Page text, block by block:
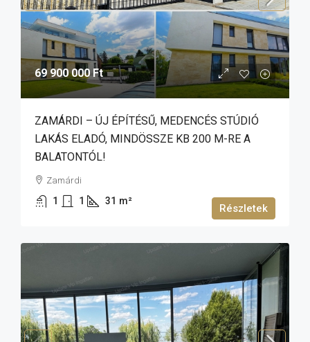
69 900 000 Ft
ZAMÁRDI – ÚJ ÉPÍTÉSŰ, MEDENCÉS STÚDIÓ
LAKÁS ELADÓ, MINDÖSSZE KB 200 M-RE A
BALATONTÓL!
Zamárdi
1 1 31 m²
Részletek